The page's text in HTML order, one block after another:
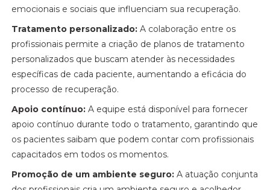
emocionais e sociais que influenciam sua recuperação.
Tratamento personalizado: A colaboração entre os
profissionais permite a criação de planos de tratamento
personalizados que buscam atender às necessidades
específicas de cada paciente, aumentando a eficácia do
processo de recuperação.
Apoio contínuo: A equipe está disponível para fornecer
apoio contínuo durante todo o tratamento, garantindo que
os pacientes saibam que podem contar com profissionais
capacitados em todos os momentos.
Promoção de um ambiente seguro: A atuação conjunta